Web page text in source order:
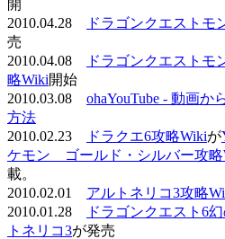
開
2010.04.28
ドラゴンクエストモ
売
2010.04.08
ドラゴンクエストモ
略Wiki開始
2010.03.08 ohaYouTube - 動画か
方法
2010.02.23
ドラクエ6攻略Wikiが
ケモン ゴールド・シルバー攻略
載。
2010.02.01 アルトネリコ3攻略
2010.01.28
ドラゴンクエスト6
トネリコ3が発売